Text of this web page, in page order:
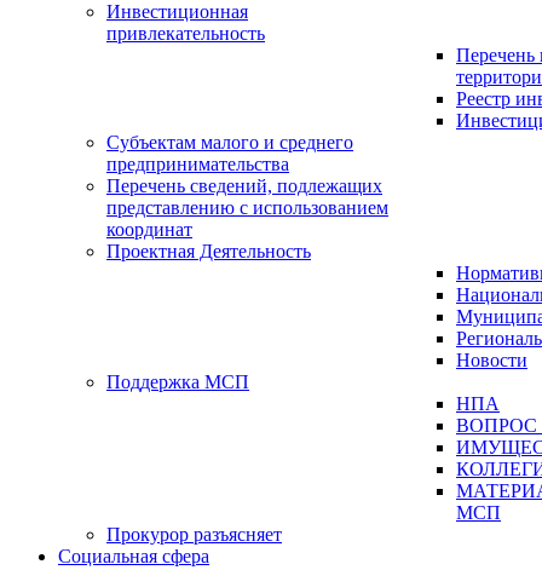
Инвестиционная
привлекательность
Перечень
Реестр
Субъектам малого и среднего
предпринимательства
Перечень сведений, подлежащих
представлению с использованием
координат
Проектная Деятельность
Новости
Поддержка МСП
НПА
ВОПРОС
МСП
Прокурор разъясняет
Социальная сфера